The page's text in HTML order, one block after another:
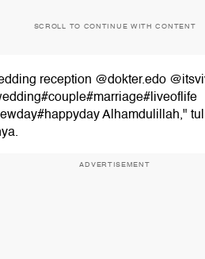
SCROLL TO CONTINUE WITH CONTENT
reception @dokter.edo
Alhamdulillah,"
ADVERTISEMENT